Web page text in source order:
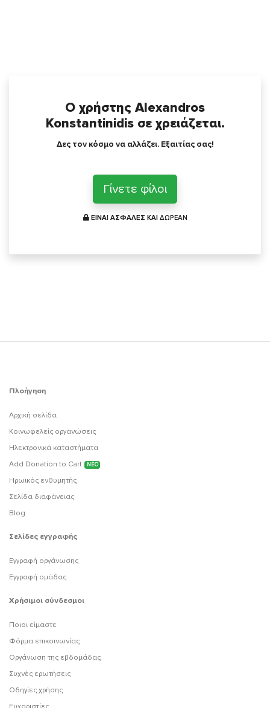
Ο χρήστης Alexandros
Konstantinidis σε χρειάζεται.
Δες τον κόσμο να αλλάζει. Εξαιτίας σας!
Γίνετε φίλοι
ΕΙΝΑΙ ΑΣΦΑΛΕΣ ΚΑΙ ΔΩΡΕΑΝ
Πλοήγηση
Αρχική σελίδα
Κοινωφελείς οργανώσεις
Ηλεκτρονικά καταστήματα
Add Donation to Cart
ΝΕΟ
Ηρωικός ενθυμητής
Σελίδα διαφάνειας
Blog
Σελίδες εγγραφής
Εγγραφή οργάνωσης
Εγγραφή ομάδας
Χρήσιμοι σύνδεσμοι
Ποιοι είμαστε
Φόρμα επικοινωνίας
Οργάνωση της εβδομάδας
Συχνές ερωτήσεις
Οδηγίες χρήσης